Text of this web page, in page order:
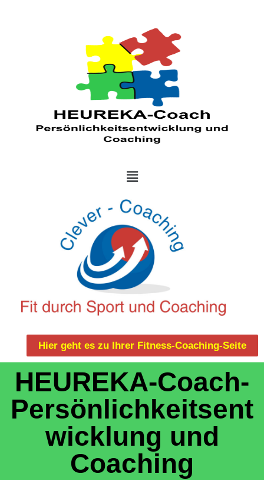
Hier geht es zu Ihrer Fitness-Coaching-Seite
HEUREKA-Coach-
Persönlichkeitsent
wicklung und
Coaching